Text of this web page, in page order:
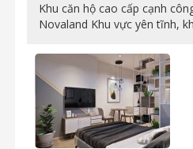
Khu căn hộ cao cấp cạnh
Novaland Khu vực yên tĩnh,